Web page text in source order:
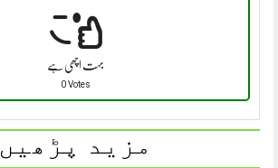
بہت اچھی ہے
0 Votes
مزید پڑھیں